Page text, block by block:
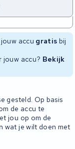
accu gratis bij
jouw accu? Bekijk
gesteld. Op basis
de accu te
jou op om de
wat je wilt doen met